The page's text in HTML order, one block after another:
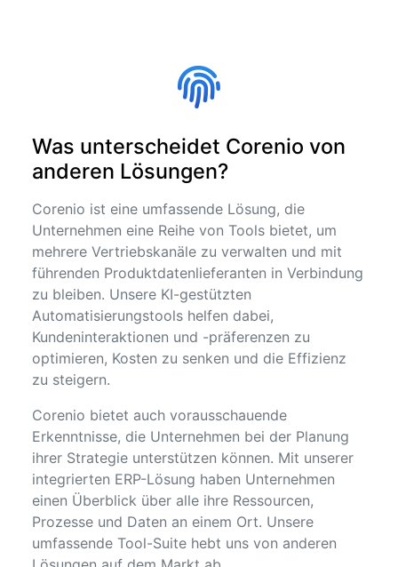
Was unterscheidet Corenio von
anderen Lösungen?
Corenio ist eine umfassende Lösung, die
Unternehmen eine Reihe von Tools bietet, um
mehrere Vertriebskanäle zu verwalten und mit
führenden Produktdatenlieferanten in Verbindung
zu bleiben. Unsere KI-gestützten
Automatisierungstools helfen dabei,
Kundeninteraktionen und -präferenzen zu
optimieren, Kosten zu senken und die Effizienz
zu steigern.
Corenio bietet auch vorausschauende
Erkenntnisse, die Unternehmen bei der Planung
ihrer Strategie unterstützen können. Mit unserer
integrierten ERP-Lösung haben Unternehmen
einen Überblick über alle ihre Ressourcen,
Prozesse und Daten an einem Ort. Unsere
umfassende Tool-Suite hebt uns von anderen